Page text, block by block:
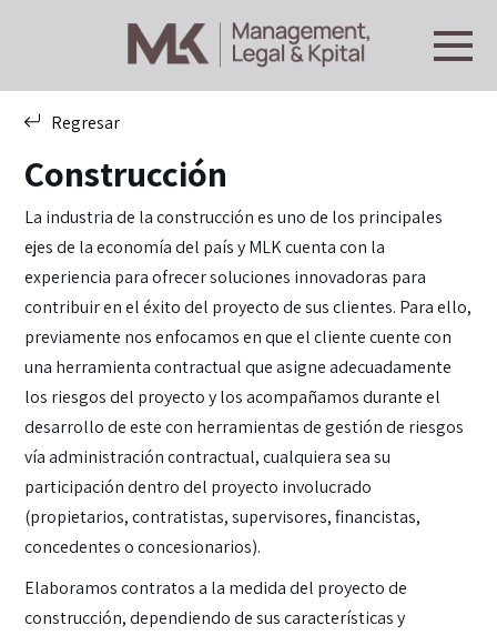
Regresar
Construcción
La industria de la construcción es uno de los principales
ejes de la economía del país y MLK cuenta con la
experiencia para ofrecer soluciones innovadoras para
contribuir en el éxito del proyecto de sus clientes. Para ello,
previamente nos enfocamos en que el cliente cuente con
una herramienta contractual que asigne adecuadamente
los riesgos del proyecto y los acompañamos durante el
desarrollo de este con herramientas de gestión de riesgos
vía administración contractual, cualquiera sea su
participación dentro del proyecto involucrado
(propietarios, contratistas, supervisores, financistas,
concedentes o concesionarios).
Elaboramos contratos a la medida del proyecto de
construcción, dependiendo de sus características y